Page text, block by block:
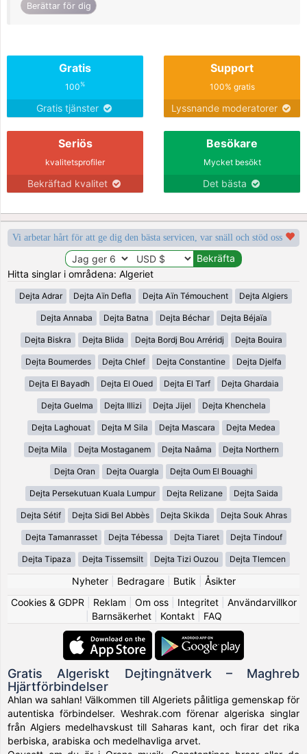
Berättar för dig
Gratis
100%
Gratis tjänster
Support
100% gratis
Lyssnande moderatorer
Seriös
kvalitetsprofiler
Bekräftad kvalitet
Besökare
Mycket besökt
Det bästa
Vi arbetar hårt för att ge dig den bästa servicen, var snäll och stöd oss
Hitta singlar i områdena: Algeriet
Dejta Adrar Dejta Aïn Defla Dejta Aïn Témouchent Dejta Algiers
Dejta Annaba Dejta Batna Dejta Béchar Dejta Béjaïa
Dejta Biskra Dejta Blida Dejta Bordj Bou Arréridj Dejta Bouira
Dejta Boumerdes Dejta Chlef Dejta Constantine Dejta Djelfa
Dejta El Bayadh Dejta El Oued Dejta El Tarf Dejta Ghardaia
Dejta Guelma Dejta Illizi Dejta Jijel Dejta Khenchela
Dejta Laghouat Dejta M Sila Dejta Mascara Dejta Medea
Dejta Mila Dejta Mostaganem Dejta Naâma Dejta Northern
Dejta Oran Dejta Ouargla Dejta Oum El Bouaghi
Dejta Persekutuan Kuala Lumpur Dejta Relizane Dejta Saida
Dejta Sétif Dejta Sidi Bel Abbès Dejta Skikda Dejta Souk Ahras
Dejta Tamanrasset Dejta Tébessa Dejta Tiaret Dejta Tindouf
Dejta Tipaza Dejta Tissemsilt Dejta Tizi Ouzou Dejta Tlemcen
Nyheter| Bedragare| Butik
Åsikter
Cookies & GDPR
Reklam Om oss| Integritet| Användarvillkor
Barnsäkerhet| Kontakt| FAQ
Gratis Algeriskt Dejtingnätverk – Maghreb
Hjärtförbindelser
Ahlan wa sahlan! Välkommen till Algeriets pålitliga gemenskap för
autentiska förbindelser. Weshrak.com förenar algeriska singlar
från Algiers medelhavskust till Saharas kant, och firar det rika
berbiska, arabiska och medelhavliga arvet.